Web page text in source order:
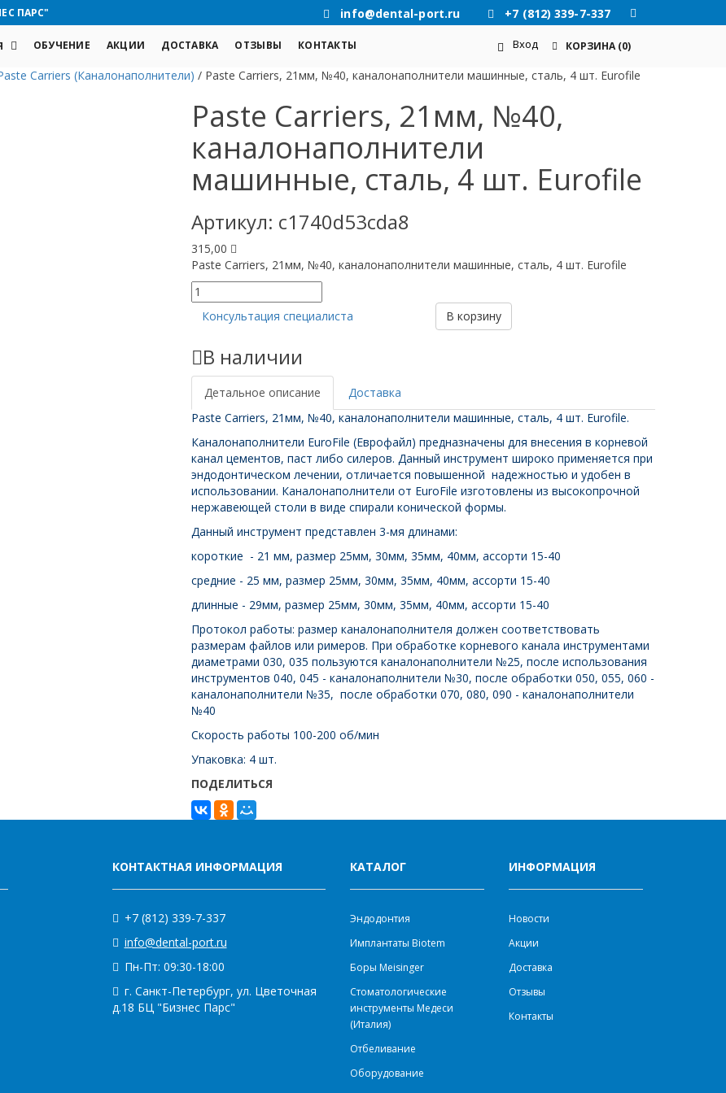
ПАРС" info@dental-port.ru +7 (812) 339-7-337
ОБУЧЕНИЕ АКЦИИ ДОСТАВКА ОТЗЫВЫ КОНТАКТЫ Вход КОРЗИНА (0)
Carriers (Каналонаполнители) / Paste Carriers, 21мм, №40, каналонаполнители машинные, сталь, 4 шт. Eurofile
Paste Carriers, 21мм, №40,
каналонаполнители
машинные, сталь, 4 шт. Eurofile
Артикул: c1740d53cda8
315,00
Paste Carriers, 21мм, №40, каналонаполнители машинные, сталь, 4 шт. Eurofile
Количество
товара
Paste
21мм,
№40,
каналонаполнители
машинные,
сталь,
4
шт.
Eurofile
Консультация специалиста В корзину
В наличии
Детальное описание
Доставка
Paste Carriers, 21мм, №40, каналонаполнители машинные, сталь, 4 шт. Eurofile.
Каналонаполнители EuroFile (Еврофайл) предназначены для внесения в корневой
канал цементов, паст либо силеров. Данный инструмент широко применяется при
эндодонтическом лечении, отличается повышенной надежностью и удобен в
использовании. Каналонаполнители от EuroFile изготовлены из высокопрочной
нержавеющей столи в виде спирали конической формы.
Данный инструмент представлен 3-мя длинами:
короткие - 21 мм, размер 25мм, 30мм, 35мм, 40мм, ассорти 15-40
средние - 25 мм, размер 25мм, 30мм, 35мм, 40мм, ассорти 15-40
длинные - 29мм, размер 25мм, 30мм, 35мм, 40мм, ассорти 15-40
Протокол работы: размер каналонаполнителя должен соответствовать
размерам файлов или римеров. При обработке корневого канала инструментами
диаметрами 030, 035 пользуются каналонаполнители №25, после использования
инструментов 040, 045 - каналонаполнители №30, после обработки 050, 055, 060 -
каналонаполнители №35, после обработки 070, 080, 090 - каналонаполнители
№40
Скорость работы 100-200 об/мин
Упаковка: 4 шт.
ПОДЕЛИТЬСЯ
КОНТАКТНАЯ ИНФОРМАЦИЯ
+7 (812) 339-7-337
info@dental-port.ru
Пн-Пт: 09:30-18:00
г. Санкт-Петербург, ул. Цветочная
д.18 БЦ "Бизнес Парс"
КАТАЛОГ
Эндодонтия
Имплантаты Biotem
Боры Meisinger
Стоматологические
инструменты Медеси
(Италия)
Отбеливание
Оборудование
ИНФОРМАЦИЯ
Новости
Акции
Доставка
Отзывы
Контакты